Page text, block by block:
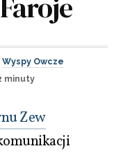
Wyspy Owcze
minuty
Zew